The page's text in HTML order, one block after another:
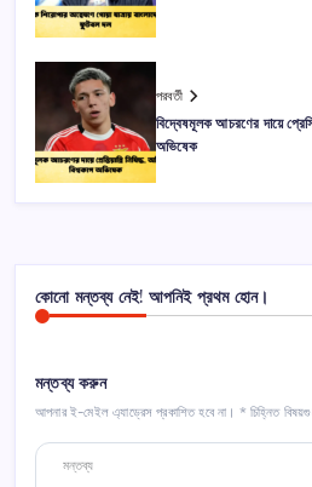
পরবর্তী
বিদ্বেষমূলক আচরণের দায়ে
অভিষেক
কোনো মন্তব্য নেই! আপনিই প্রথম হোন।
মন্তব্য করুন
আপনার ই-মেইল এ্যাড্রেস প্রকাশিত হবে না। * চিহ্নিত